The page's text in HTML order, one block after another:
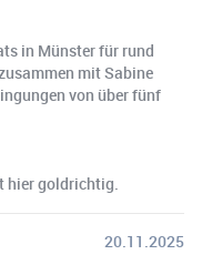
in Münster für rund
mit Sabine
von über fünf
hier goldrichtig.
20.11.2025